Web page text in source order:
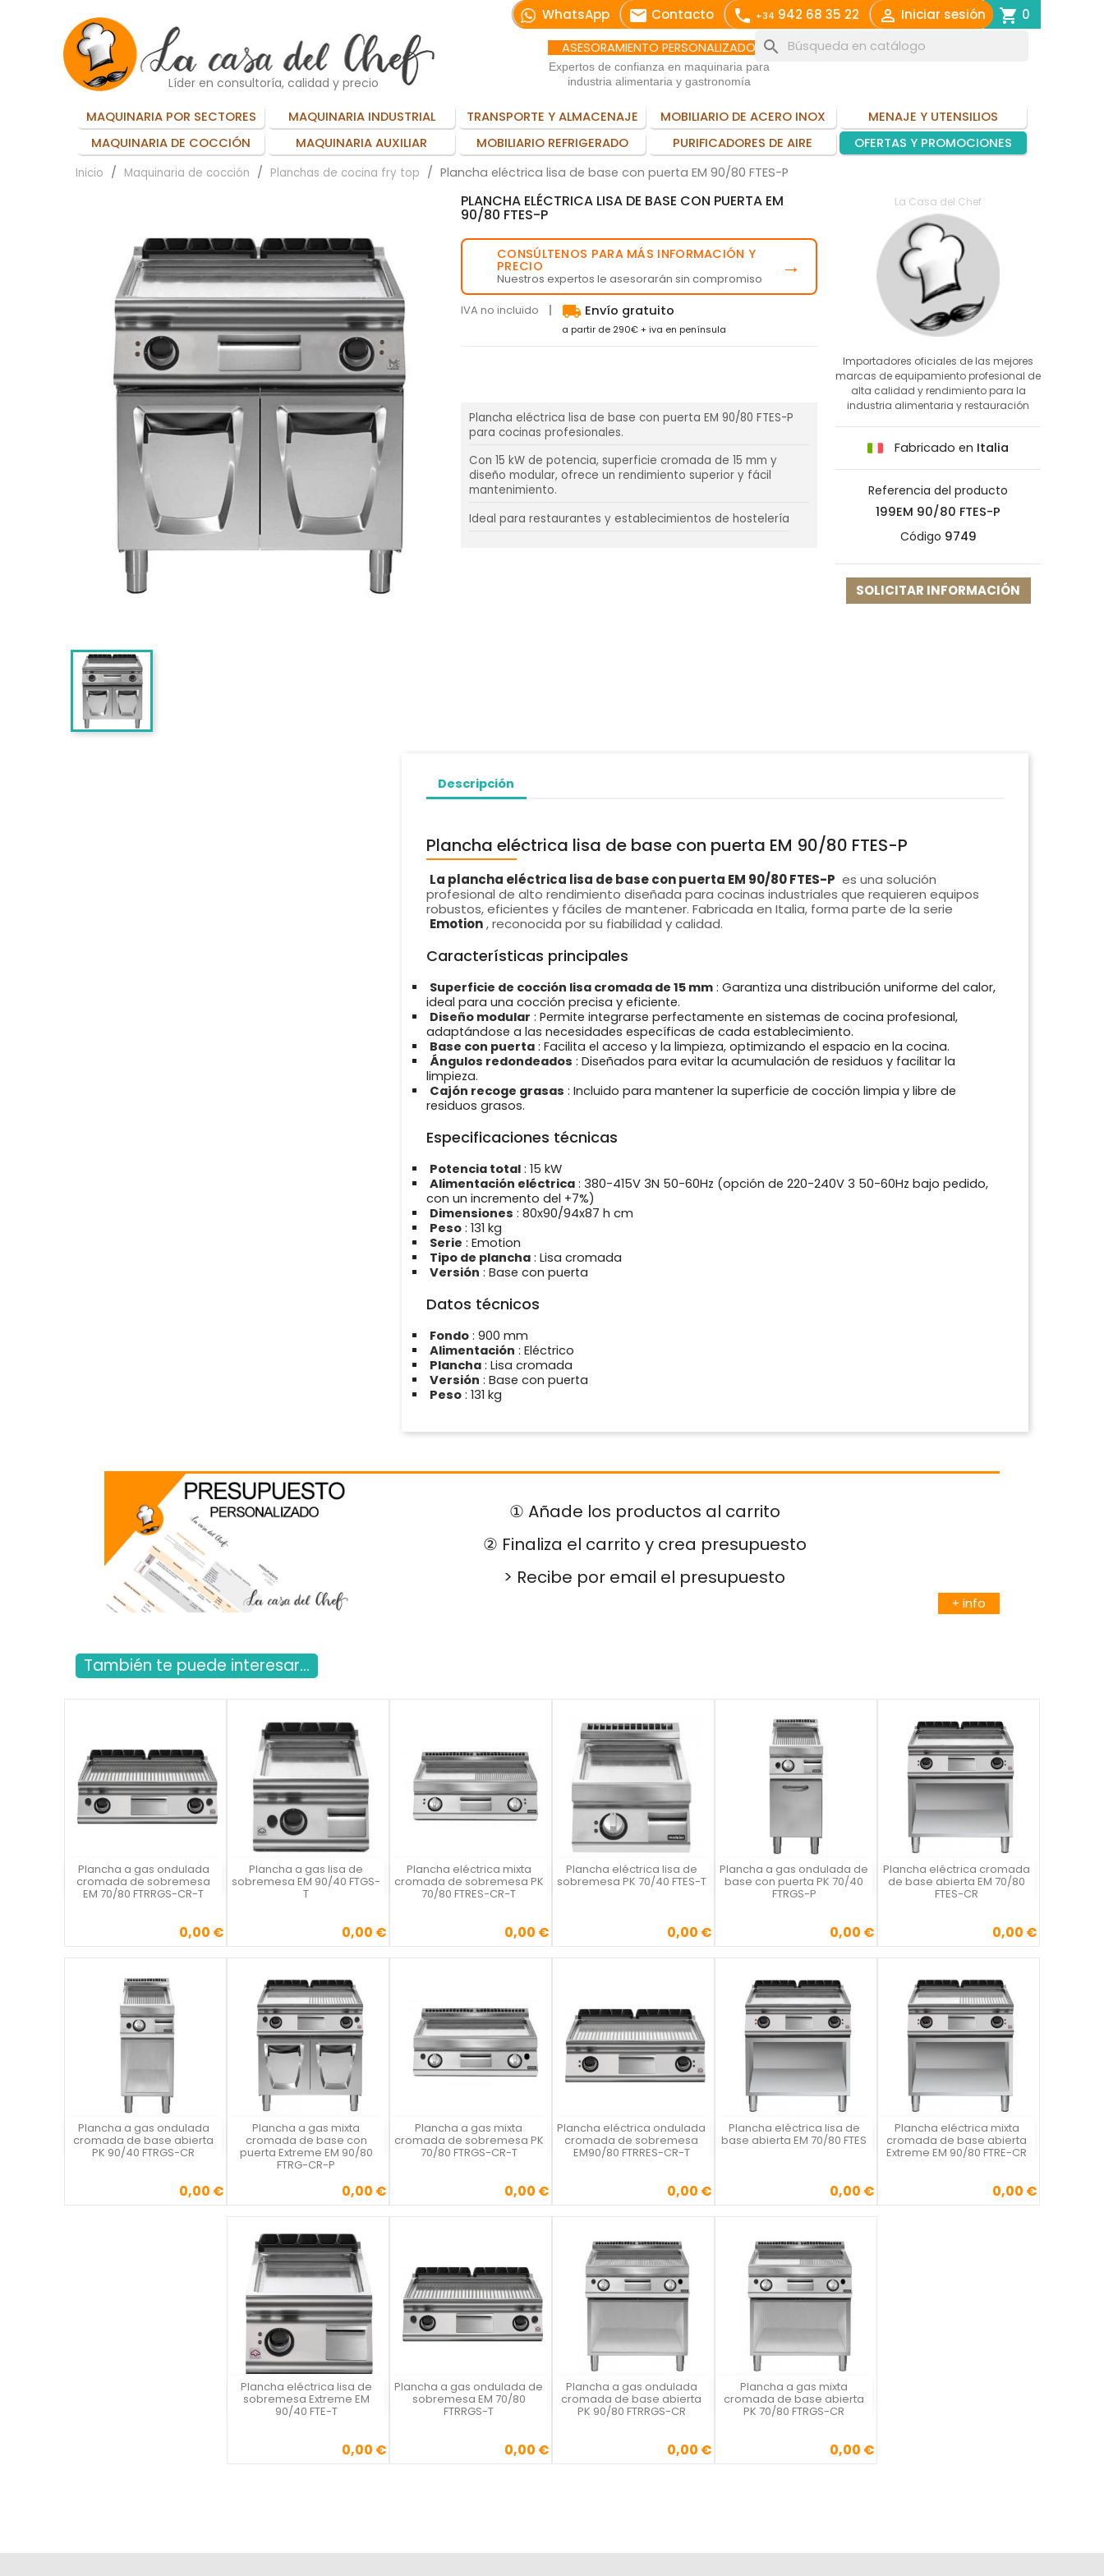
WhatsApp email Contacto call +34 942 68 35 22  Iniciar sesión shopping_cart 0
Líder en consultoría, calidad y precio
ASESORAMIENTO PERSONALIZADO
Expertos de confianza en maquinaria para
industria alimentaria y gastronomía
search
MAQUINARIA POR SECTORES MAQUINARIA INDUSTRIAL TRANSPORTE Y ALMACENAJE MOBILIARIO DE ACERO INOX
MENAJE Y UTENSILIOS
MAQUINARIA DE COCCIÓN
MAQUINARIA AUXILIAR MOBILIARIO REFRIGERADO PURIFICADORES DE AIRE OFERTAS Y PROMOCIONES
Inicio Maquinaria de cocción Planchas de cocina fry top Plancha eléctrica lisa de base con puerta EM 90/80 FTES-P
PLANCHA ELÉCTRICA LISA DE BASE CON PUERTA EM
90/80 FTES-P
CONSÚLTENOS PARA MÁS INFORMACIÓN Y
PRECIO
Nuestros expertos le asesorarán sin compromiso →
IVA no incluido local_shipping Envío gratuito
a partir de 290€ + iva en península
Plancha eléctrica lisa de base con puerta EM 90/80 FTES-P
para cocinas profesionales.
Con 15 kW de potencia, superficie cromada de 15 mm y
diseño modular, ofrece un rendimiento superior y fácil
mantenimiento.
Ideal para restaurantes y establecimientos de hostelería
La Casa del Chef
Importadores oficiales de las mejores
marcas de equipamiento profesional de
alta calidad y rendimiento para la
industria alimentaria y restauración
Fabricado en Italia
Referencia del producto
199EM 90/80 FTES-P
Código 9749
SOLICITAR INFORMACIÓN
Descripción
Plancha eléctrica lisa de base con puerta EM 90/80 FTES-P
La plancha eléctrica lisa de base con puerta EM 90/80 FTES-P es una solución
profesional de alto rendimiento diseñada para cocinas industriales que requieren equipos
robustos, eficientes y fáciles de mantener. Fabricada en Italia, forma parte de la serie
Emotion , reconocida por su fiabilidad y calidad.
Características principales
Superficie de cocción lisa cromada de 15 mm : Garantiza una distribución uniforme del calor,
ideal para una cocción precisa y eficiente.
Diseño modular : Permite integrarse perfectamente en sistemas de cocina profesional,
adaptándose a las necesidades específicas de cada establecimiento.
Base con puerta : Facilita el acceso y la limpieza, optimizando el espacio en la cocina.
Ángulos redondeados : Diseñados para evitar la acumulación de residuos y facilitar la
limpieza.
Cajón recoge grasas : Incluido para mantener la superficie de cocción limpia y libre de
residuos grasos.
Especificaciones técnicas
Potencia total : 15 kW
Alimentación eléctrica : 380-415V 3N 50-60Hz (opción de 220-240V 3 50-60Hz bajo pedido,
con un incremento del +7%)
Dimensiones : 80x90/94x87 h cm
Peso : 131 kg
Serie : Emotion
Tipo de plancha : Lisa cromada
Versión : Base con puerta
Datos técnicos
Fondo : 900 mm
Alimentación : Eléctrico
Plancha : Lisa cromada
Versión : Base con puerta
Peso : 131 kg
① Añade los productos al carrito
② Finaliza el carrito y crea presupuesto
> Recibe por email el presupuesto
+ info
También te puede interesar...
Plancha a gas ondulada
cromada de sobremesa
EM 70/80 FTRRGS-CR-T
Precio0,00 €

Vista rápida Plancha a gas lisa de
sobremesa EM 90/40 FTGS-
T
Precio0,00 €

Vista rápida Plancha eléctrica mixta
cromada de sobremesa PK
70/80 FTRES-CR-T
Precio0,00 €

Vista rápida Plancha eléctrica lisa de
sobremesa PK 70/40 FTES-T
Precio0,00 €

Vista rápida Plancha a gas ondulada de
base con puerta PK 70/40
FTRGS-P
Precio0,00 €

Vista rápida Plancha eléctrica cromada
de base abierta EM 70/80
FTES-CR
Precio0,00 €

Vista rápida
Plancha a gas ondulada
cromada de base abierta
PK 90/40 FTRGS-CR
Precio0,00 €

Vista rápida Plancha a gas mixta
cromada de base con
puerta Extreme EM 90/80
FTRG-CR-P
Precio0,00 €

Vista rápida Plancha a gas mixta
cromada de sobremesa PK
70/80 FTRGS-CR-T
Precio0,00 €

Vista rápida Plancha eléctrica ondulada
cromada de sobremesa
EM90/80 FTRRES-CR-T
Precio0,00 €

Vista rápida Plancha eléctrica lisa de
base abierta EM 70/80 FTES
Precio0,00 €

Vista rápida Plancha eléctrica mixta
cromada de base abierta
Extreme EM 90/80 FTRE-CR
Precio0,00 €

Vista rápida
Plancha eléctrica lisa de
sobremesa Extreme EM
90/40 FTE-T
Precio0,00 €

Vista rápida Plancha a gas ondulada de
sobremesa EM 70/80
FTRRGS-T
Precio0,00 €

Vista rápida Plancha a gas ondulada
cromada de base abierta
PK 90/80 FTRRGS-CR
Precio0,00 €

Vista rápida Plancha a gas mixta
cromada de base abierta
PK 70/80 FTRGS-CR
Precio0,00 €

Vista rápida